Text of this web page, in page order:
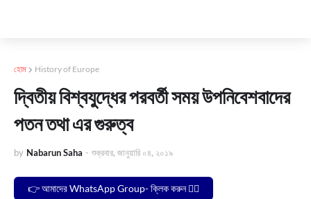
হোম History of Europe
দ্বিতীয় বিশ্বযুদ্ধের পরবর্তী সময় উপনিবেশবাদের
পতন তথা এর গুরুত্ব
by Nabarun Saha - শুক্রবার, জানুয়ারি ০৪, ২০১৯
👉 আমাদের WhatsApp Group- ক্লিক করুন 🙋‍♂️